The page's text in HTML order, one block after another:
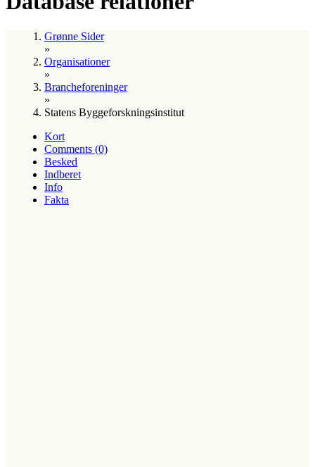
Grønne Sider
»
Organisationer
»
Brancheforeninger
»
Statens Byggeforskningsinstitut
Kort
Comments (0)
Besked
Indberet
Info
Fakta